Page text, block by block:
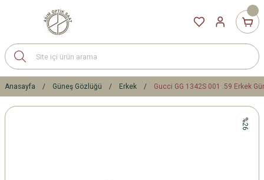
Anasayfa Güneş Gözlüğü Erkek Gucci GG 1342S 001 .59 Erkek
%26